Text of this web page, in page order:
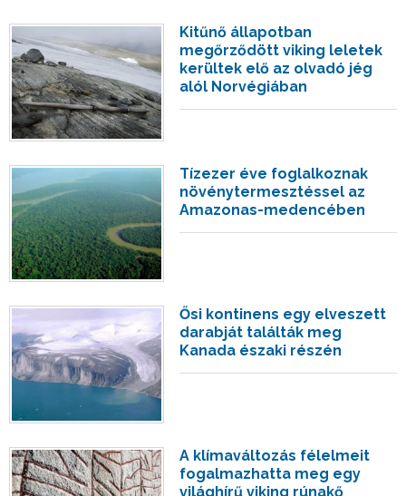
Kitűnő állapotban
megőrződött viking leletek
kerültek elő az olvadó jég
alól Norvégiában
Tízezer éve foglalkoznak
növénytermesztéssel az
Amazonas-medencében
Ősi kontinens egy elveszett
darabját találták meg
Kanada északi részén
A klímaváltozás félelmeit
fogalmazhatta meg egy
világhírű viking rúnakő